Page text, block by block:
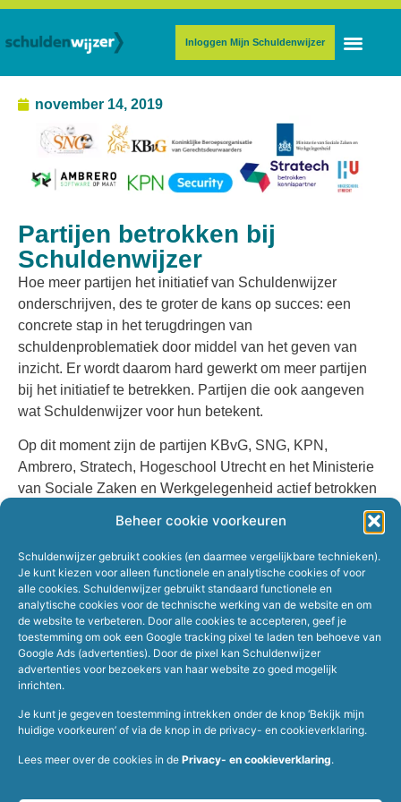
Beheer cookie voorkeuren
Schuldenwijzer gebruikt cookies (en daarmee vergelijkbare technieken).
Je kunt kiezen voor alleen functionele en analytische cookies of voor
alle cookies. Schuldenwijzer gebruikt standaard functionele en
analytische cookies voor de technische werking van de website en om
de website te verbeteren. Door alle cookies te accepteren, geef je
toestemming om ook een Google tracking pixel te laden ten behoeve van
Google Ads (advertenties). Door de pixel kan Schuldenwijzer
advertenties voor bezoekers van haar website zo goed mogelijk
inrichten.
Je kunt je gegeven toestemming intrekken onder de knop ‘Bekijk mijn
huidige voorkeuren’ of via de knop in de privacy- en cookieverklaring.
Lees meer over de cookies in de Privacy- en cookieverklaring.
Inloggen Mijn Schuldenwijzer
november 14, 2019
Partijen betrokken bij
Schuldenwijzer
Hoe meer partijen het initiatief van Schuldenwijzer
onderschrijven, des te groter de kans op succes: een
concrete stap in het terugdringen van
schuldenproblematiek door middel van het geven van
inzicht. Er wordt daarom hard gewerkt om meer partijen
bij het initiatief te betrekken. Partijen die ook aangeven
wat Schuldenwijzer voor hun betekent.
Op dit moment zijn de partijen KBvG, SNG, KPN,
Ambrero, Stratech, Hogeschool Utrecht en het Ministerie
van Sociale Zaken en Werkgelegenheid actief betrokken
strategische ondersteuning. KPN Security is de eerste
sponsor.
Home
Over Schuldenwijzer
Werkgevers
Schuldhulpverleners